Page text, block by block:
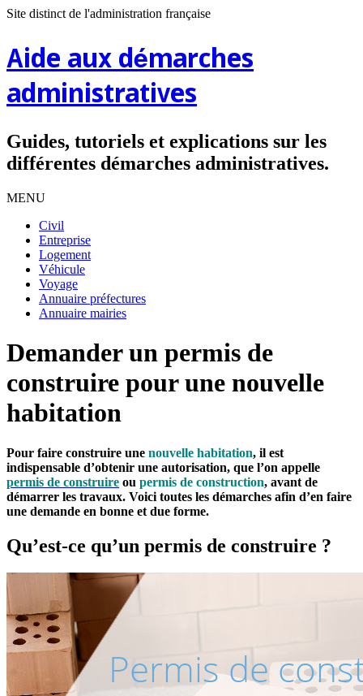
Site distinct de l'administration française
Aide aux démarches
administratives
Guides, tutoriels et explications sur les
différentes démarches administratives.
MENU
Civil
Entreprise
Logement
Véhicule
Voyage
Annuaire préfectures
Annuaire mairies
Demander un permis de
construire pour une nouvelle
habitation
Pour faire construire une nouvelle habitation, il est
indispensable d’obtenir une autorisation, que l’on appelle
permis de construire ou permis de construction, avant de
démarrer les travaux. Voici toutes les démarches afin d’en faire
une demande en bonne et due forme.
Qu’est-ce qu’un permis de construire ?